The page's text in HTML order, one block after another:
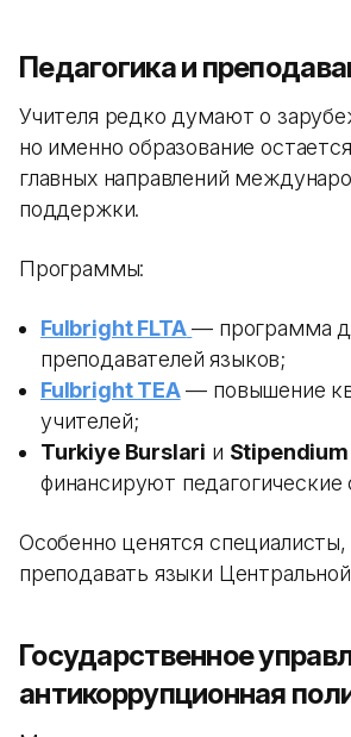
Педагогика и
Учителя редко думают о
но именно образование
главных направлений
поддержки.
Программы:
Fulbright FLTA — программа
преподавателей языков;
Fulbright TEA— повышение
учителей;
Turkiye Burslari и
финансируют педагогические
Особенно ценятся
преподавать языки
Государственное
антикоррупционная